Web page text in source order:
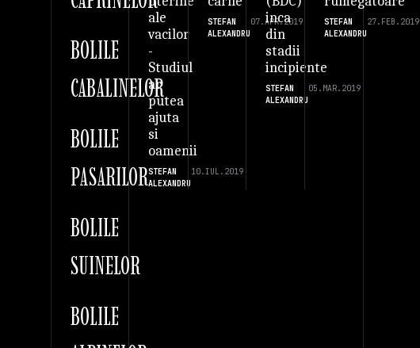
BOLILE
CABALINELOR
BOLILE
PASARILOR
BOLILE
SUINELOR
BOLILE
ale
vacilor
-
Studiul
ar
putea
ajuta
si
oamenii
STEFAN
ALEXANDRU
10.IUL.2019
STEFAN
ALEXANDRU
07.APR.2019
inca
din
stadii
incipiente
STEFAN
ALEXANDRU
05.MAR.2019
STEFAN
ALEXANDRU
27.FEB.2019